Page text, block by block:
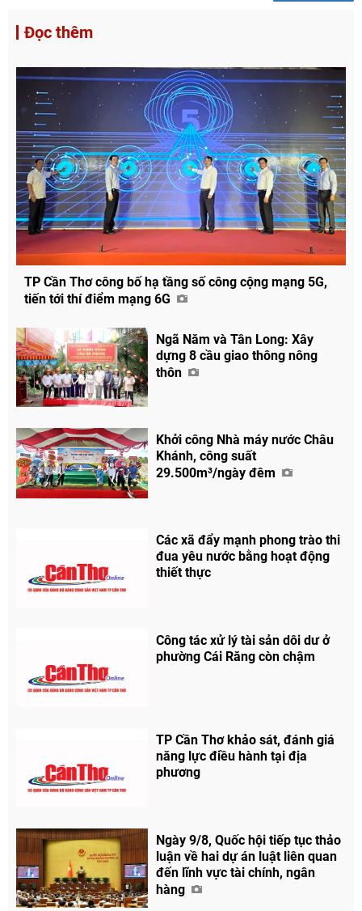
Chia sẻ
Đọc thêm
TP Cần Thơ công bố hạ tầng số công cộng mạng 5G,
tiến tới thí điểm mạng 6G
Ngã Năm và Tân Long: Xây
dựng 8 cầu giao thông nông
thôn
Khởi công Nhà máy nước Châu
Khánh, công suất
29.500m³/ngày đêm
Các xã đẩy mạnh phong trào thi
đua yêu nước bằng hoạt động
thiết thực
Công tác xử lý tài sản dôi dư ở
phường Cái Răng còn chậm
TP Cần Thơ khảo sát, đánh giá
năng lực điều hành tại địa
phương
Ngày 9/8, Quốc hội tiếp tục thảo
luận về hai dự án luật liên quan
đến lĩnh vực tài chính, ngân
hàng